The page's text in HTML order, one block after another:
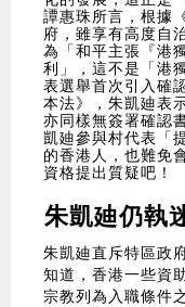
譚惠珠所言，根據
府，雖享有高度自
為「和平主張『港
利」，這不是「港
表選舉首次引入確
本法》，朱凱廸表
亦同樣無簽署確認
凱廸參與村代表「
的香港人，也難免
資格提出質疑吧！
朱凱廸仍執
朱凱廸直斥特區政
知道，香港一些資
宗教列為入職條件